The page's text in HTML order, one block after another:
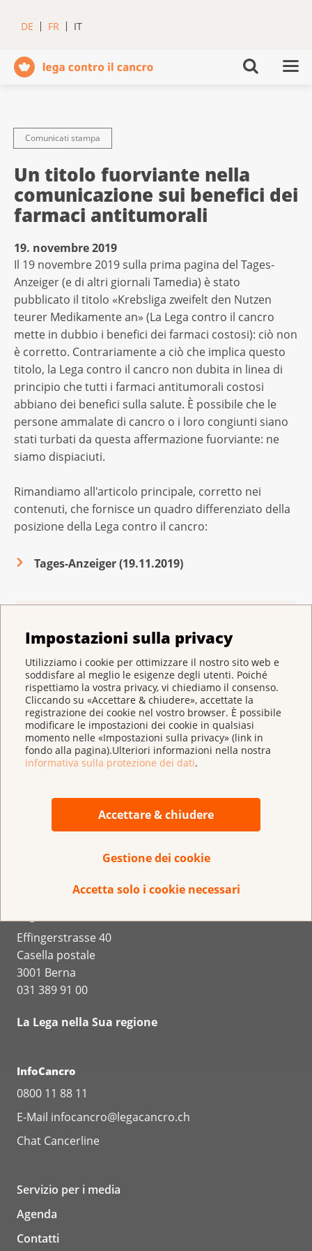
Impostazioni sulla privacy
Utilizziamo i cookie per ottimizzare il nostro sito web e
soddisfare al meglio le esigenze degli utenti. Poiché
rispettiamo la vostra privacy, vi chiediamo il consenso.
Cliccando su «Accettare & chiudere», accettate la
registrazione dei cookie nel vostro browser. È possibile
modificare le impostazioni dei cookie in qualsiasi
momento nelle «Impostazioni sulla privacy» (link in
fondo alla pagina).Ulteriori informazioni nella nostra
informativa sulla protezione dei dati.
Accettare & chiudere
Gestione dei cookie
Accetta solo i cookie necessari
DE FR IT
Comunicati stampa
Un titolo fuorviante nella
comunicazione sui benefici dei
farmaci antitumorali
19. novembre 2019
Il 19 novembre 2019 sulla prima pagina del Tages-
Anzeiger (e di altri giornali Tamedia) è stato
pubblicato il titolo «Krebsliga zweifelt den Nutzen
teurer Medikamente an» (La Lega contro il cancro
mette in dubbio i benefici dei farmaci costosi): ciò non
è corretto. Contrariamente a ciò che implica questo
titolo, la Lega contro il cancro non dubita in linea di
principio che tutti i farmaci antitumorali costosi
abbiano dei benefici sulla salute. È possibile che le
persone ammalate di cancro o i loro congiunti siano
stati turbati da questa affermazione fuorviante: ne
siamo dispiaciuti.
Rimandiamo all'articolo principale, corretto nei
contenuti, che fornisce un quadro differenziato della
posizione della Lega contro il cancro:
Tages-Anzeiger (19.11.2019)
Conto per la donazione:
IBAN CH 95 0900 0000 3000 4843 9
Effingerstrasse 40
Casella postale
3001 Berna
031 389 91 00
La Lega nella Sua regione
InfoCancro
0800 11 88 11
E-Mail infocancro@legacancro.ch
Chat Cancerline
Servizio per i media
Agenda
Contatti